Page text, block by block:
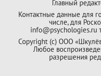
Главный
Контактные данные для
числе, для
info@psychologies.ru
Copyright (с) ООО
Любое
разрешения